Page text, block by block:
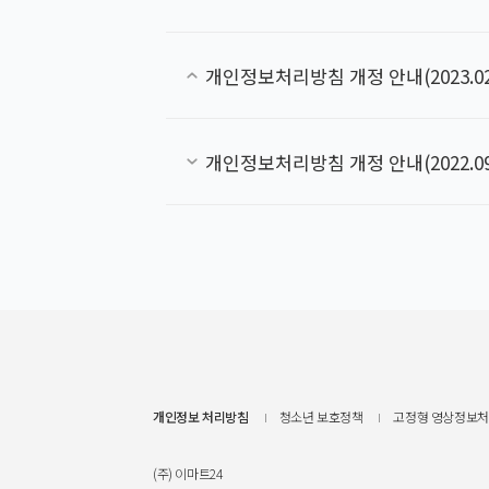
개인정보처리방침 개정 안내
개인정보처리방침 개정 안내
개인정보 처리방침 청소년 보호정책 고정형 영상정보
(주) 이마트24